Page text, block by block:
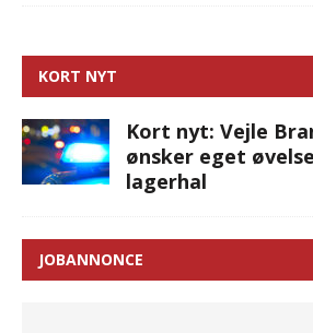
KORT NYT
Kort nyt: Vejle
ønsker eget
lagerhal
JOBANNONCE